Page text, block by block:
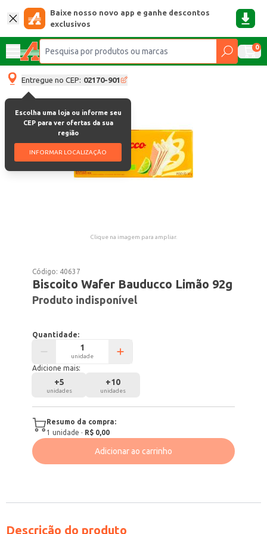
Baixe nosso novo app e ganhe descontos
exclusivos
0
Entregue no CEP: 02170-901
Escolha uma loja ou informe seu
CEP para ver ofertas da sua
região
INFORMAR LOCALIZAÇÃO
Clique na imagem para ampliar.
Código: 40637
Biscoito Wafer Bauducco Limão 92g
Produto indisponível
Quantidade:
unidade
Adicione mais:
+5
unidades
+10
unidades
Resumo da compra:
1 unidade · R$ 0,00
Adicionar ao carrinho
Descrição do produto